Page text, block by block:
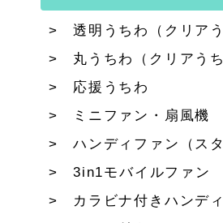
透明うちわ（クリアう
丸うちわ（クリアうち
応援うちわ
ミニファン・扇風機
ハンディファン（ス
3in1モバイルファン
カラビナ付きハンデ